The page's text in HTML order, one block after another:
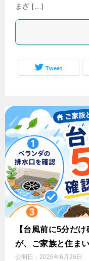
まざ […]
Tweet
【台風前に5分だ
が、ご家族と住ま
公開日： 2026年6月26日